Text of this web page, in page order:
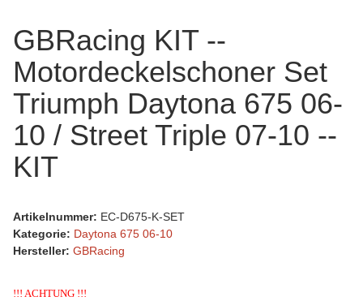
GBRacing KIT --
Motordeckelschoner Set
Triumph Daytona 675 06-
10 / Street Triple 07-10 --
KIT
Artikelnummer: EC-D675-K-SET
Kategorie: Daytona 675 06-10
Hersteller: GBRacing
!!! ACHTUNG !!!